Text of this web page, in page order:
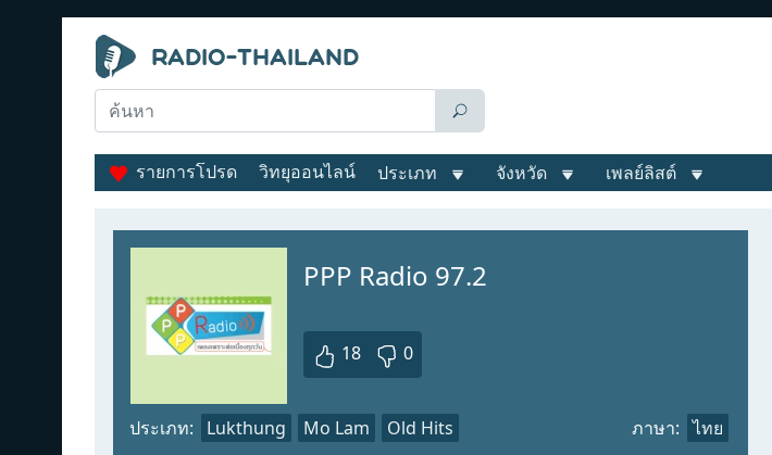
รายการโปรด วิทยุออนไลน์ ประเภท จังหวัด เพลย์ลิสต์
PPP Radio 97.2
18 0
ประเภท: Lukthung Mo Lam Old Hits ภาษา: ไทย